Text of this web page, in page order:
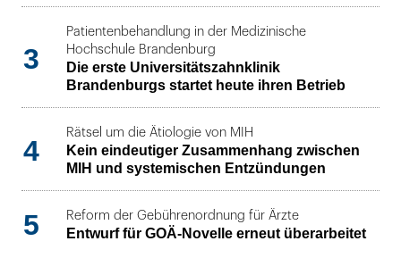
3
Patientenbehandlung in der Medizinische
Hochschule Brandenburg
Die erste Universitätszahnklinik
Brandenburgs startet heute ihren Betrieb
4
Rätsel um die Ätiologie von MIH
Kein eindeutiger Zusammenhang zwischen
MIH und systemischen Entzündungen
5 Reform der Gebührenordnung für Ärzte
Entwurf für GOÄ-Novelle erneut überarbeitet